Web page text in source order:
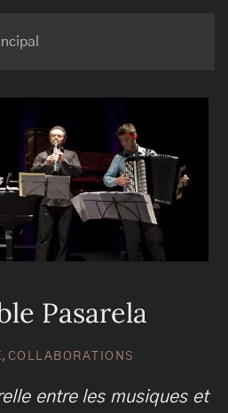
Pasarela
, COLLABORATIONS
entre les musiques et